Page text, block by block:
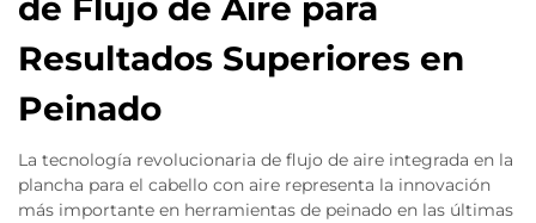
de Flujo de Aire para
Resultados Superiores en
Peinado
La tecnología revolucionaria de flujo de aire integrada en la
plancha para el cabello con aire representa la innovación
más importante en herramientas de peinado en las últimas